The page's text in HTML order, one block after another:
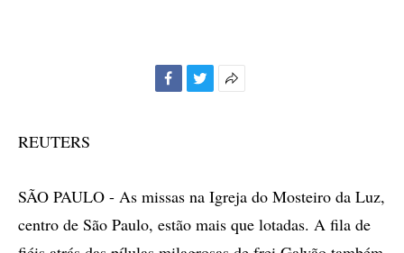
REUTERS
SÃO PAULO - As missas na Igreja do Mosteiro da Luz,
centro de São Paulo, estão mais que lotadas. A fila de